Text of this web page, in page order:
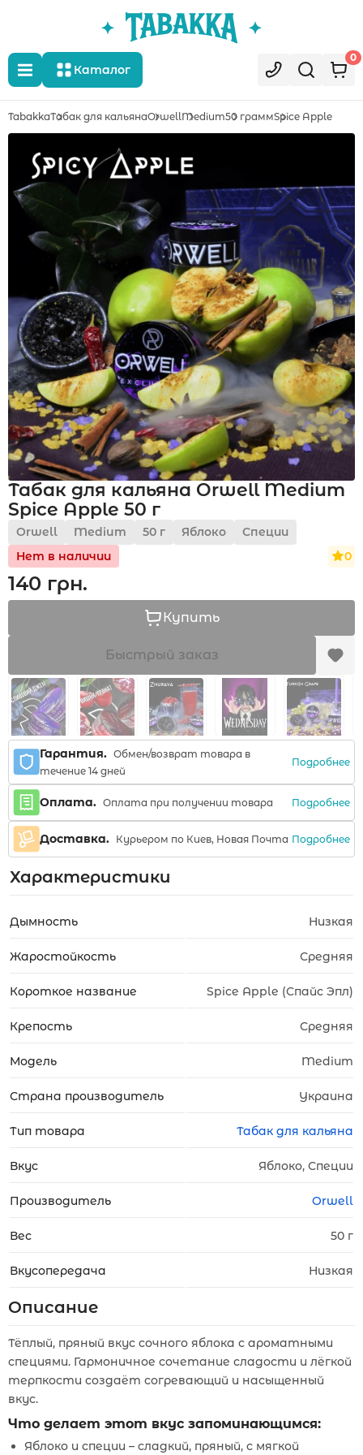
Каталог
0
Акции
Укр
TabakkaТабак для кальянаOrwellMedium50 граммSpice Apple
Табак для кальяна Orwell Medium
Spice Apple 50 г
Orwell Medium 50 г Яблоко
Специи
Нет в наличии
0
140 грн.
Купить
Быстрый заказ
Гарантия. Обмен/возврат товара в
течение 14 дней
Подробнее
Оплата. Оплата при получении товара Подробнее
Доставка. Курьером по Киев, Новая Почта Подробнее
Характеристики
Дымность Низкая
Жаростойкость Средняя
Короткое название Spice Apple (Спайс Эпл)
Крепость Средняя
Модель Medium
Страна производитель Украина
Тип товара Табак для кальяна
Вкус Яблоко, Специи
Производитель Orwell
Вес 50 г
Вкусопередача Низкая
Описание
Тёплый, пряный вкус сочного яблока с ароматными
специями. Гармоничное сочетание сладости и лёгкой
терпкости создаёт согревающий и насыщенный
вкус.
Что делает этот вкус запоминающимся:
Яблоко и специи – сладкий, пряный, с мягкой